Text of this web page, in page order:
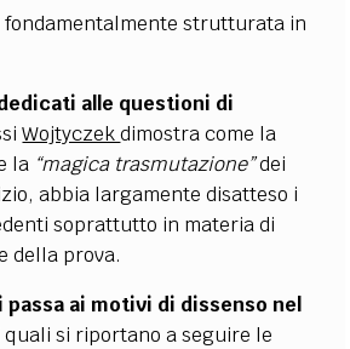
fondamentalmente strutturata in
alle questioni di
Wojtyczekdimostra come la
la “magica trasmutazione”dei
abbia largamente disatteso i
soprattutto in materia di
della prova.
passa ai motivi di dissenso nel
si riportano a seguire le